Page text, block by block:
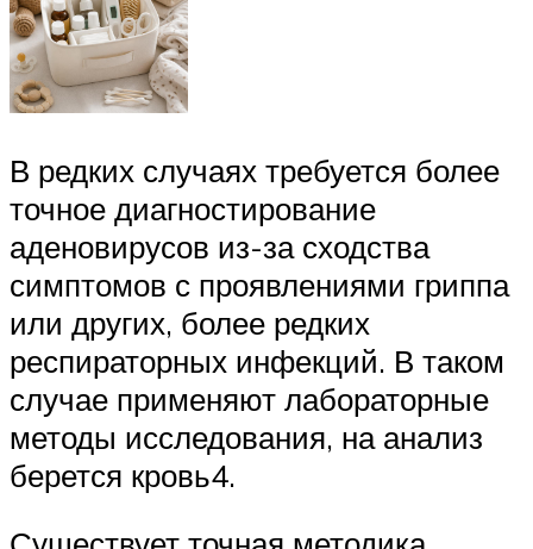
В редких случаях требуется более
точное диагностирование
аденовирусов из-за сходства
симптомов с проявлениями гриппа
или других, более редких
респираторных инфекций. В таком
случае применяют лабораторные
методы исследования, на анализ
берется кровь4.